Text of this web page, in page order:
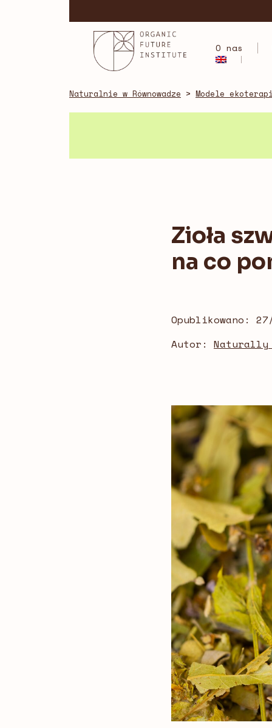
O nas
Naturalnie w Równowadze > Modele
Zioła
na co
Opublikowano:
Autor: Naturally